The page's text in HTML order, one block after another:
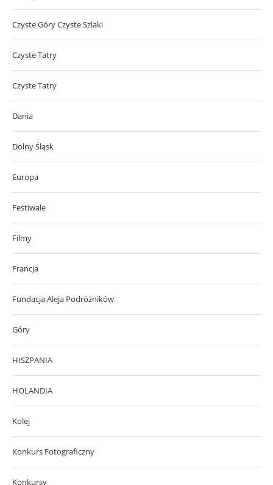
Czyste Góry Czyste Szlaki
Czyste Tatry
Czyste Tatry
Dania
Dolny Śląsk
Europa
Festiwale
Filmy
Francja
Fundacja Aleja Podróżników
Góry
HISZPANIA
HOLANDIA
Kolej
Konkurs Fotograficzny
Konkursy